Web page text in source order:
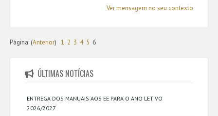
Ver mensagem no seu contexto
Página: (Anterior) 1 2 3 4 5 6
ÚLTIMAS NOTÍCIAS
ENTREGA DOS MANUAIS AOS EE PARA O ANO LETIVO
2026/2027